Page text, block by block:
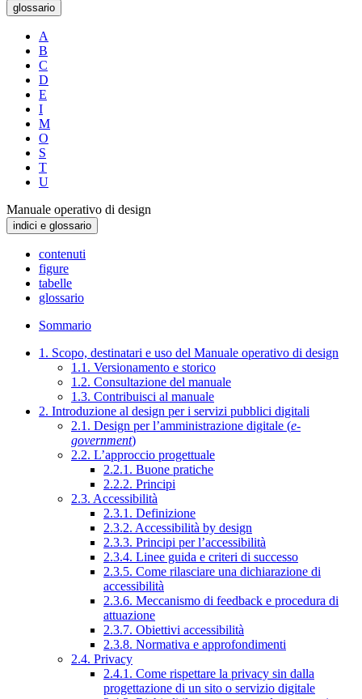
glossario
A
B
C
D
E
I
M
O
S
T
U
Manuale operativo di design
indici e glossario
contenuti
figure
tabelle
glossario
Sommario
1. Scopo, destinatari e uso del Manuale operativo di design
1.1. Versionamento e storico
1.2. Consultazione del manuale
1.3. Contribuisci al manuale
2. Introduzione al design per i servizi pubblici digitali
2.1. Design per l’amministrazione digitale (e-
government)
2.2. L’approccio progettuale
2.2.1. Buone pratiche
2.2.2. Principi
2.3. Accessibilità
2.3.1. Definizione
2.3.2. Accessibilità by design
2.3.3. Principi per l’accessibilità
2.3.4. Linee guida e criteri di successo
2.3.5. Come rilasciare una dichiarazione di
accessibilità
2.3.6. Meccanismo di feedback e procedura di
attuazione
2.3.7. Obiettivi accessibilità
2.3.8. Normativa e approfondimenti
2.4. Privacy
2.4.1. Come rispettare la privacy sin dalla
progettazione di un sito o servizio digitale